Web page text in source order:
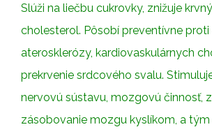
Slúži na liečbu cukrovky, znižuje
cholesterol. Pôsobí preventívne proti
aterosklerózy, kardiovaskulárnych
prekrvenie srdcového svalu.
nervovú sústavu, mozgovú činnosť,
zásobovanie mozgu kyslíkom, a